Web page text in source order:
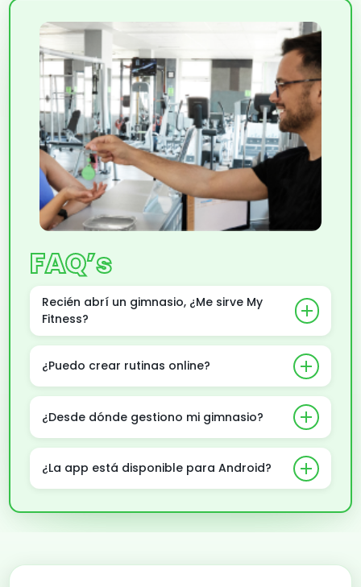
FAQ’s
Recién abrí un gimnasio, ¿Me sirve My
Fitness?
add
¿Puedo crear rutinas online? add
¿Desde dónde gestiono mi gimnasio? add
¿La app está disponible para Android? add